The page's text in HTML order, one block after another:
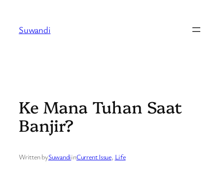
content
Suwandi
Ke Mana Tuhan Saat
Banjir?
Written bySuwandiinCurrent Issue, Life